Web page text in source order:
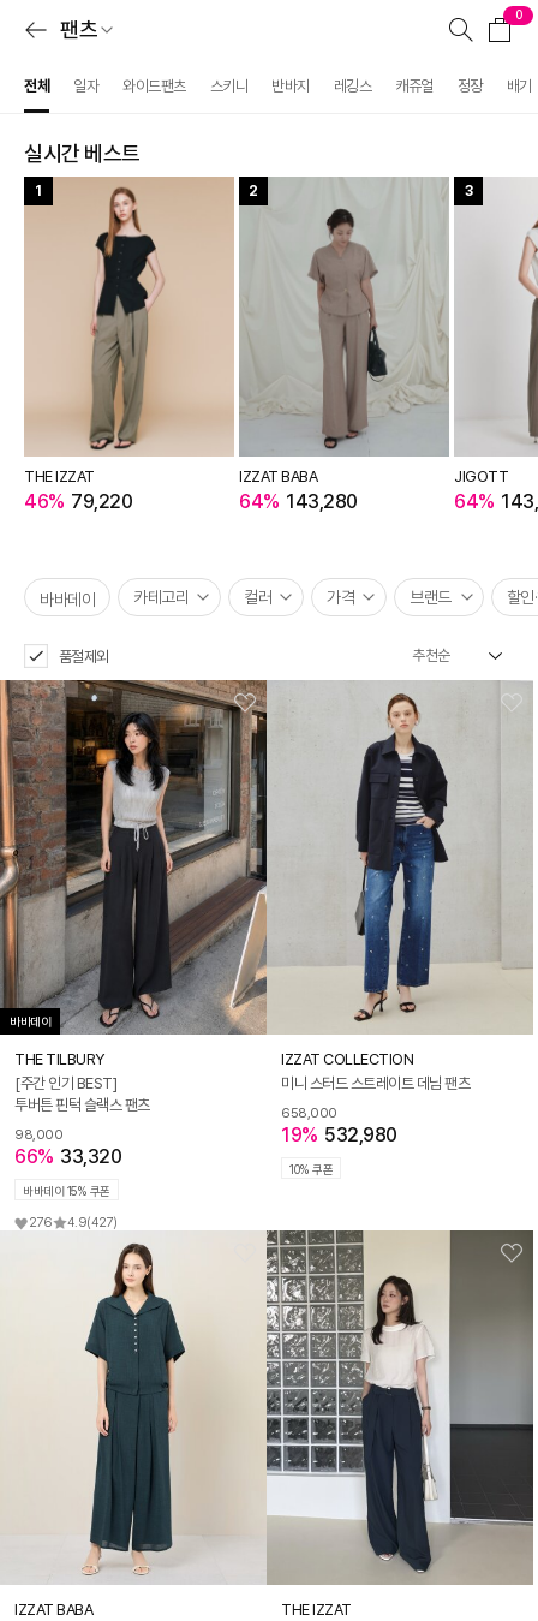
팬츠
0
전체 일자 와이드팬츠 스키니 반바지 레깅스 캐쥬얼 정장 배기
실시간 베스트
1
THE IZZAT
46% 79,220
2
IZZAT BABA
64% 143,280
3
JIGOTT
64%
바바데이 카테고리 컬러 가격 브랜드 할인
품절제외
바바데이
THE TILBURY
[주간 인기 BEST]
투버튼 핀턱 슬랙스 팬츠
98,000
66% 33,320
바바데이 15% 쿠폰
276 4.9(427)
IZZAT COLLECTION
미니 스터드 스트레이트 데님 팬츠
658,000
19% 532,980
10% 쿠폰
IZZAT BABA
THE IZZAT